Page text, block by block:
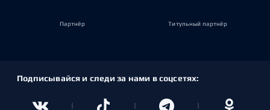
Партнёр Титульный партнёр
Подписывайся и следи за нами в соцсетях: